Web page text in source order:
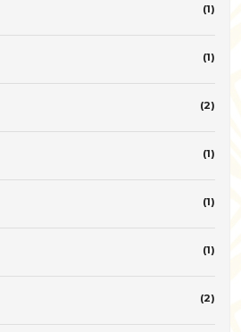
(1)
(1)
(2)
(1)
(1)
(1)
(2)